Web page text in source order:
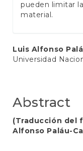
pueden limitar
material.
Main
Article
Luis Alfonso
Universidad
Abstract
(Traducción del
Alfonso Paláu-